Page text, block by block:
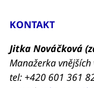
KONTAKT
Jitka Nováčková
Manažerka
tel: +420 601 361